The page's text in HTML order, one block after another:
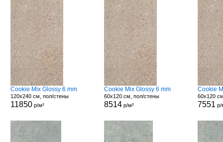
Cookie Mix Glossy 6 mm
120x240 см, пол/стены
11850р/м²
Cookie Mix Glossy 6 mm
60x120 см, пол/стены
8514 р/м²
Cookie
60x120
7551 р/